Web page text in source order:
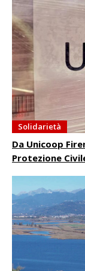
Solidarietà
Da Unicoop
Protezione